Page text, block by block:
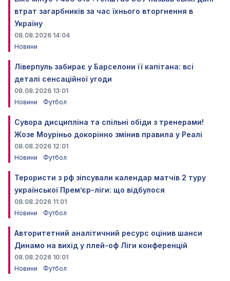
втрат загарбників за час їхнього вторгнення в
Україну
08.08.2026 14:04
Новини
Ліверпуль забирає у Барселони її капітана: всі
деталі сенсаційної угоди
08.08.2026 13:01
Новини
Футбол
Сувора дисципліна та спільні обіди з тренерами!
Жозе Моуріньо докорінно змінив правила у Реалі
08.08.2026 12:01
Новини
Футбол
Терористи з рф зіпсували календар матчів 2 туру
української Прем’єр-ліги: що відбулося
08.08.2026 11:01
Новини
Футбол
Авторитетний аналітичний ресурс оцінив шанси
Динамо на вихід у плей-оф Ліги конференцій
08.08.2026 10:01
Новини
Футбол